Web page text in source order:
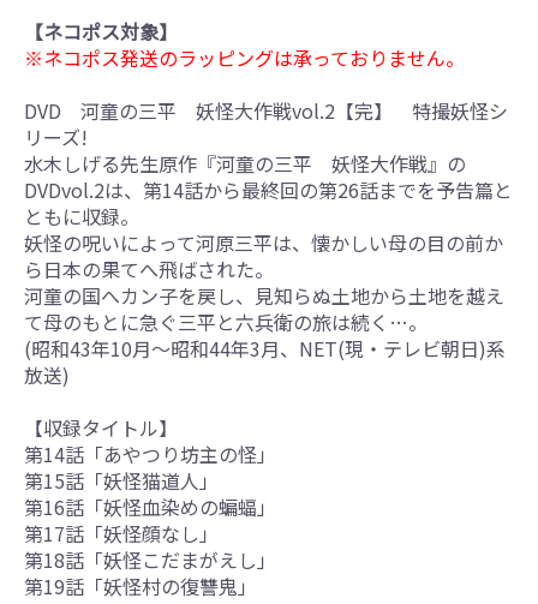
【ネコポス対象】
※ネコポス発送のラッピングは承っておりません。
DVD 河童の三平 妖怪大作戦vol.2【完】 特撮妖怪シ
リーズ!
水木しげる先生原作『河童の三平 妖怪大作戦』の
DVDvol.2は、第14話から最終回の第26話までを予告篇と
ともに収録。
妖怪の呪いによって河原三平は、懐かしい母の目の前か
ら日本の果てへ飛ばされた。
河童の国へカン子を戻し、見知らぬ土地から土地を越え
て母のもとに急ぐ三平と六兵衛の旅は続く…。
(昭和43年10月～昭和44年3月、NET(現・テレビ朝日)系
放送)
【収録タイトル】
第14話「あやつり坊主の怪」
第15話「妖怪猫道人」
第16話「妖怪血染めの蝙蝠」
第17話「妖怪顔なし」
第18話「妖怪こだまがえし」
第19話「妖怪村の復讐鬼」